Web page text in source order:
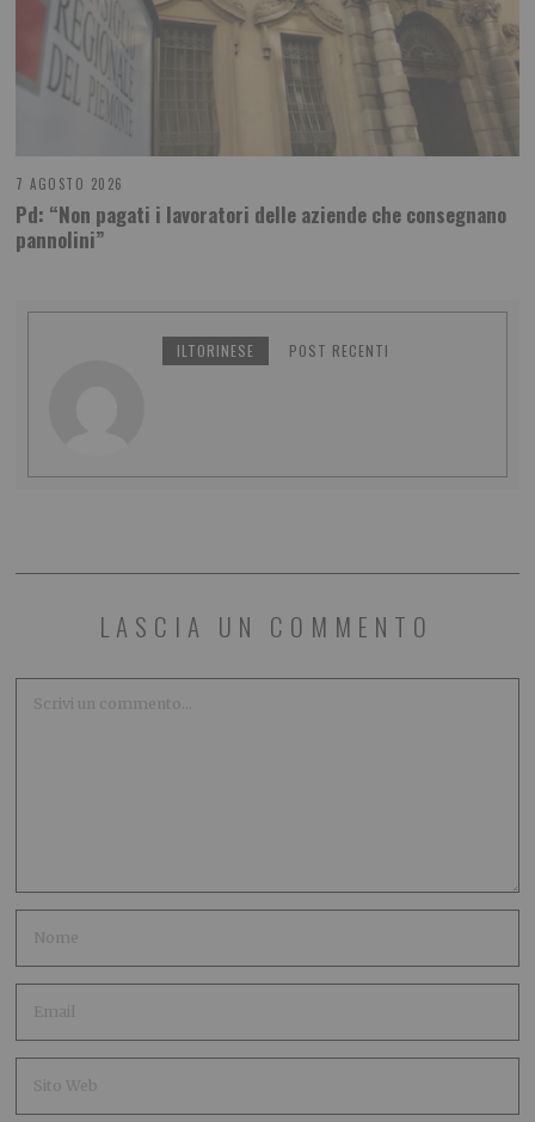
7 AGOSTO 2026
Pd: “Non pagati i lavoratori delle aziende che consegnano
pannolini”
ILTORINESE POST RECENTI
LASCIA UN COMMENTO